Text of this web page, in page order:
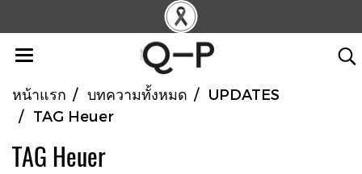
หน้าแรก บทความทั้งหมด
UPDATES
TAG Heuer
TAG Heuer